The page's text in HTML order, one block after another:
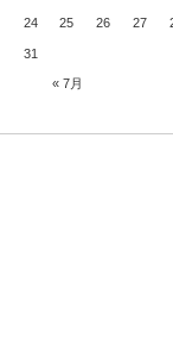
« 7月
24 25 26 27
31